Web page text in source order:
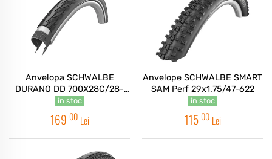
Anvelopa SCHWALBE
DURANO DD 700X28C/28-
622 B/GR-SK HS464
în stoc
169 00 Lei
Anvelope SCHWALBE SMART
SAM Perf 29x1.75/47-622
în stoc
115 00 Lei